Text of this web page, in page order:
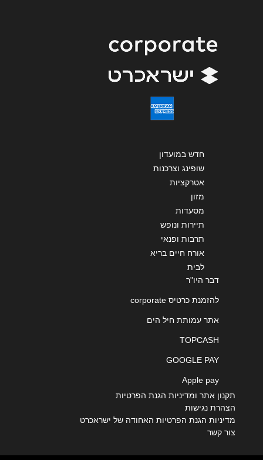
שליחה
חדש במועדון
שופינג וצרכנות
אטרקציות
מזון
מסעדות
תיירות ונופש
תרבות ופנאי
אורח חיים בריא
לבית
דבר היו"ר
להזמנת כרטיס corporate
אתר עמותת חיל הים
TOPCASH
GOOGLE PAY
Apple pay
תקנון אתר ומדיניות הגנת הפרטיות
הצהרת נגישות
מדיניות הגנת הפרטיות האחודה של ישראכרט
צור קשר